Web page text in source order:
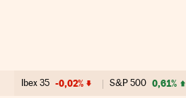
Ibex 35 -0,02% S&P 500 0,61%